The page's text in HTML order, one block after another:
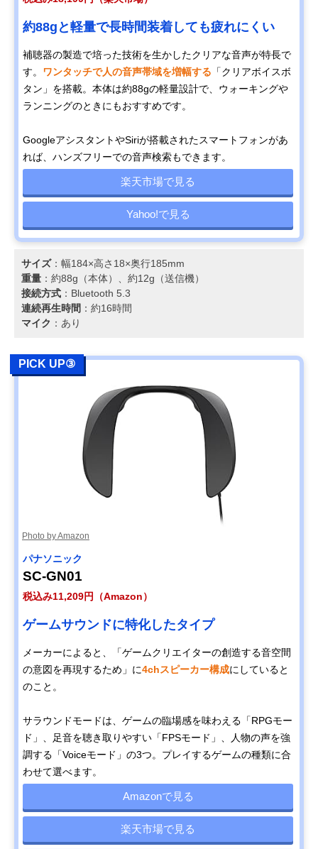
約88gと軽量で長時間装着しても疲れにくい
補聴器の製造で培った技術を生かしたクリアな音声が特長で
す。 ワンタッチで人の音声帯域を増幅する 「クリアボイスボ
タン」を搭載。本体は約88gの軽量設計で、ウォーキングや
ランニングのときにもおすすめです。
GoogleアシスタントやSiriが搭載されたスマートフォンがあ
れば、ハンズフリーでの音声検索もできます。
楽天市場で見る
Yahoo!で見る
サイズ：幅184×高さ18×奥行185mm
重量 ：約88g（本体）、約12g（送信機）
接続方式 ：Bluetooth 5.3
連続再生時間 ：約16時間
マイク ：あり
PICK UP③
Photo by Amazon
パナソニック
SC-GN01
税込み11,209円（Amazon）
ゲームサウンドに特化したタイプ
メーカーによると、「ゲームクリエイターの創造する音空間
の意図を再現するため」に4chスピーカー構成にしていると
のこと。
サラウンドモードは、ゲームの臨場感を味わえる「RPGモー
ド」、足音を聴き取りやすい「FPSモード」、人物の声を強
調する「Voiceモード」の3つ。プレイするゲームの種類に合
わせて選べます。
Amazonで見る
楽天市場で見る